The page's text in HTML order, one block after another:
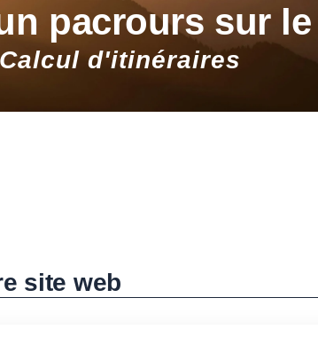
pacrours sur
Calcul d'itinéraires
site web